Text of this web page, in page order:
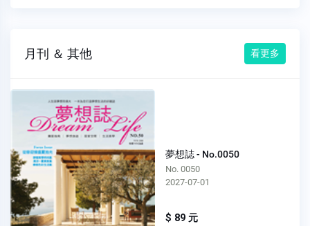
月刊 ＆ 其他 看更多
夢想誌 - No.0050
No. 0050
2027-07-01
$ 89 元